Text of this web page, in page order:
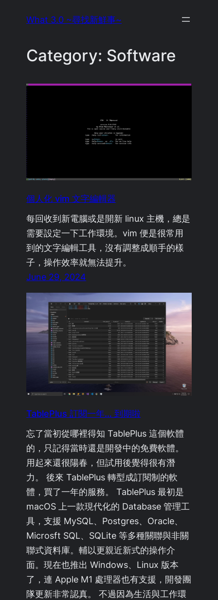
What 3.0 ~尋找新鮮事~
Category: Software
個人化 vim 文字編輯器
每回收到新電腦或是開新 linux 主機，總是
需要設定一下工作環境。vim 便是很常用
到的文字編輯工具，沒有調整成順手的樣
子，操作效率就無法提升。
June 29, 2024
TablePlus 訂閱一年… 到期啦
忘了當初從哪裡得知 TablePlus 這個軟體
的，只記得當時還是開發中的免費軟體。
用起來還很陽春，但試用後覺得很有潛
力。 後來 TablePlus 轉型成訂閱制的軟
體，買了一年的服務。 TablePlus 最初是
macOS 上一款現代化的 Database 管理工
具，支援 MySQL、Postgres、Oracle、
Microsft SQL、SQLite 等多種關聯與非關
聯式資料庫。輔以更親近新式的操作介
面。現在也推出 Windows、Linux 版本
了，連 Apple M1 處理器也有支援，開發團
隊更新非常認真。 不過因為生活與工作環